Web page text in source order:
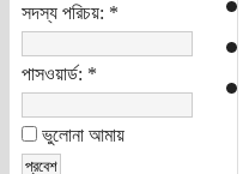
সদস্য পরিচয়: *
পাসওয়ার্ড: *
ভুলোনা আমায়